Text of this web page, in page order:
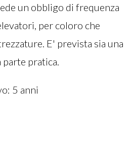
un obbligo di frequenza
per coloro che
E' prevista sia una
parte pratica.
5 anni